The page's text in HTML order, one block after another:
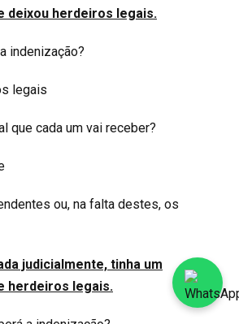
deixou herdeiros legais.
indenização?
legais
que cada um vai receber?
ou, na falta destes, os
judicialmente, tinha um
herdeiros legais.